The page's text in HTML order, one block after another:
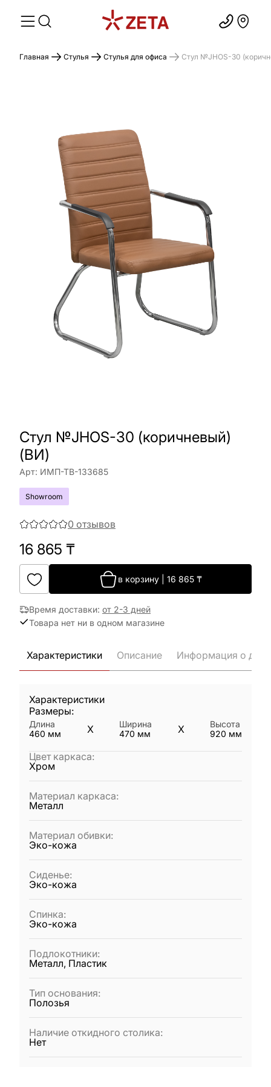
Главная Стулья Стулья для офиса Стул №JHOS-30
Стул №JHOS-30 (коричневый)
(ВИ)
Арт: ИМП-ТВ-133685
Showroom
0 отзывов
16 865 ₸
в корзину 16 865 ₸
Время доставки: от 2-3 дней
Товара нет ни в одном магазине
Характеристики Описание Информация о
Характеристики
Размеры:
Длина
460 мм X
Ширина
470 мм X
Высота
920 мм
Цвет каркаса:
Хром
Материал каркаса:
Металл
Материал обивки:
Эко-кожа
Сиденье:
Эко-кожа
Спинка:
Эко-кожа
Подлокотники:
Металл, Пластик
Тип основания:
Полозья
Наличие откидного столика:
Нет